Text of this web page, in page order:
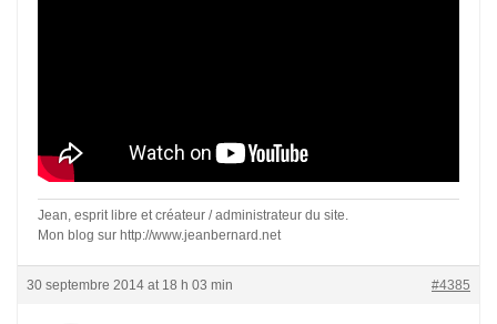
Jean, esprit libre et créateur / administrateur du site.
Mon blog sur http://www.jeanbernard.net
30 septembre 2014 at 18 h 03 min #4385